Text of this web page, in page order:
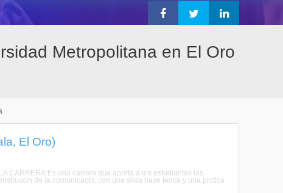
Metropolitana en El Oro
El Oro)
CARRERA:Es una carrera que aporta a los estudiantes las
de la comunicacin, con una slida base terica y una prctica